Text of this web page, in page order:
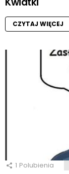
CZYTAJ WIĘCEJ
1 Polubienia